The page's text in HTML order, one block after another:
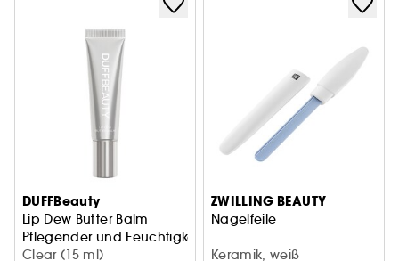
DUFFBeauty
Lip Dew Butter Balm
Pflegender und Feuchtigkeitsspendender Lippenbalsam
Clear (15 ml)
ZWILLING BEAUTY
Nagelfeile
Keramik, weiß